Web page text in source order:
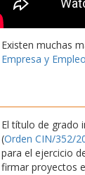
Existen muchas
Empresa y Empleo
El título de grado
(Orden CIN/352/
para el ejercicio
firmar proyectos